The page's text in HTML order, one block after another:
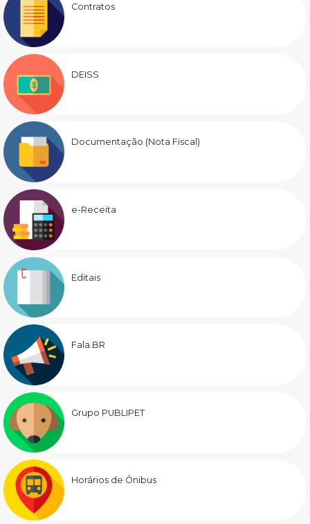
Contratos
DEISS
Documentação (Nota Fiscal)
e-Receita
Editais
Fala.BR
Grupo PUBLIPET
Horários de Ônibus